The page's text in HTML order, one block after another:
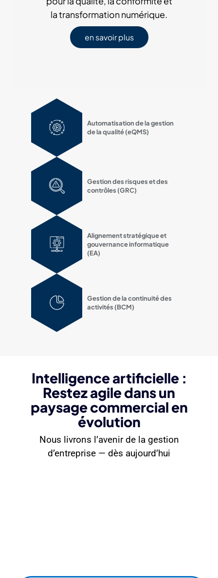
la transformation numérique.
en savoir plus
Automatisation de la gestion
de la qualité (eQMS)
Gestion des risques et des
contrôles (GRC)
Alignement stratégique et
gouvernance informatique
(EA)
Gestion de la continuité des
activités (BCM)
Intelligence artificielle :
Restez agile dans un
paysage commercial en
évolution
Nous livrons l’avenir de la gestion
d’entreprise — dès aujourd’hui